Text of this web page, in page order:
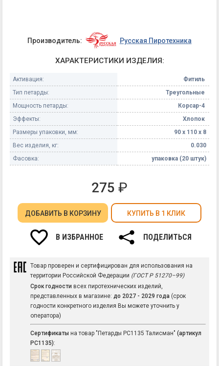
Производитель: Русская Пиротехника
ХАРАКТЕРИСТИКИ ИЗДЕЛИЯ:
Активация:
Фитиль
Тип петарды:
Треугольные
Мощность петарды:
Корсар-4
Эффекты:
Хлопок
Размеры упаковки, мм:
90 х 110 х 8
Вес изделия, кг:
0.030
Фасовка:
упаковка (20 штук)
275 ₽
ДОБАВИТЬ В КОРЗИНУ КУПИТЬ В 1 КЛИК
В ИЗБРАННОЕ ПОДЕЛИТЬСЯ
Товар проверен и сертифицирован для использования на
территории Российской Федерации (ГОСТ Р 51270–99)
Срок годности всех пиротехнических изделий,
представленных в магазине: до 2027 - 2029 года (срок
годности конкретного изделия Вы можете уточнить у
оператора)
Сертификаты на товар "Петарды РС1135 Талисман" (артикул
РС1135):